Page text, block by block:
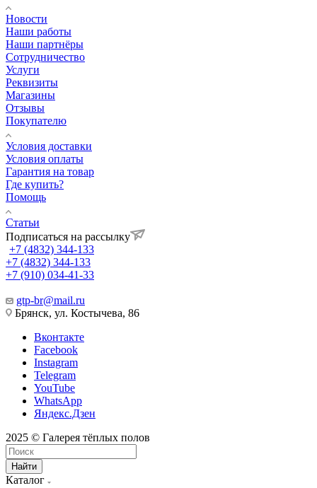
Новости
Наши работы
Наши партнёры
Сотрудничество
Услуги
Реквизиты
Магазины
Отзывы
Покупателю
Условия доставки
Условия оплаты
Гарантия на товар
Где купить?
Помощь
Статьи
Подписаться на рассылку
+7 (4832) 344-133
+7 (4832) 344-133
+7 (910) 034-41-33
gtp-br@mail.ru
Брянск, ул. Костычева, 86
Вконтакте
Facebook
Instagram
Telegram
YouTube
WhatsApp
Яндекс.Дзен
2025 © Галерея тёплых полов
Найти
Каталог